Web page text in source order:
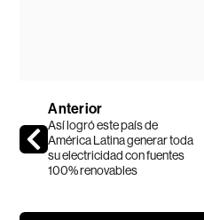
Anterior
Así logró este país de
América Latina generar toda
su electricidad con fuentes
100% renovables